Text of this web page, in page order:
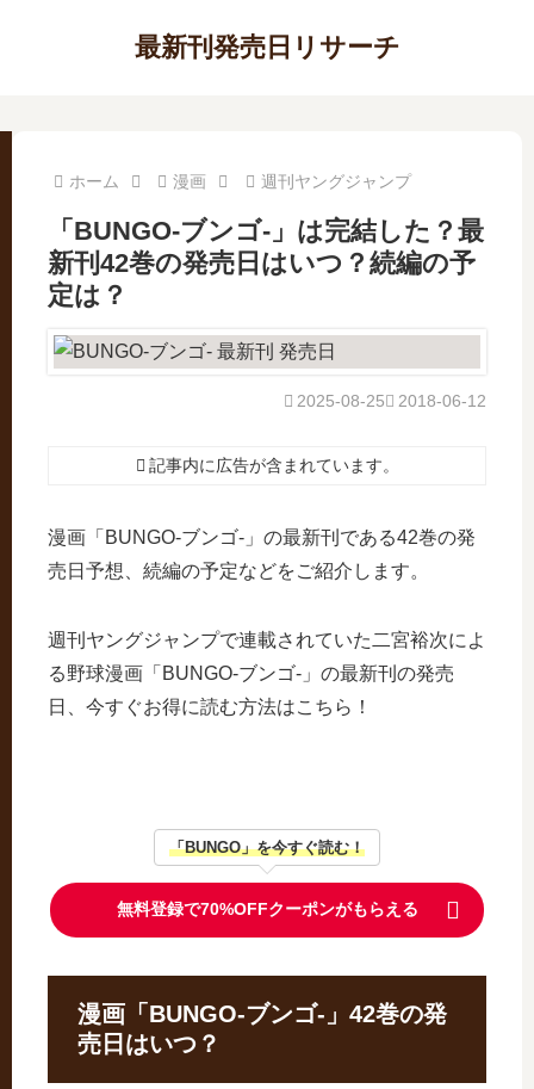
最新刊発売日リサーチ
ホーム 漫画 週刊ヤングジャンプ
「BUNGO-ブンゴ-」は完結した？最
新刊42巻の発売日はいつ？続編の予
定は？
2018-06-12
2025-08-25
記事内に広告が含まれています。
漫画「BUNGO-ブンゴ-」の最新刊である42巻の発
売日予想、続編の予定などをご紹介します。
週刊ヤングジャンプで連載されていた二宮裕次によ
る野球漫画「BUNGO-ブンゴ-」の最新刊の発売
日、今すぐお得に読む方法はこちら！
「BUNGO」を今すぐ読む！
無料登録で70%OFFクーポンがもらえる
漫画「BUNGO-ブンゴ-」42巻の発
売日はいつ？